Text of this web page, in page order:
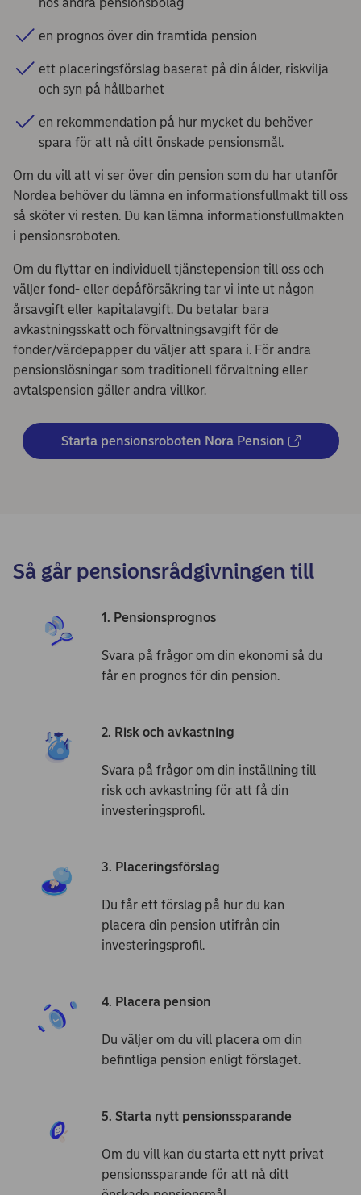
en prognos över din framtida pension
ett placeringsförslag baserat på din ålder, riskvilja
och syn på hållbarhet
en rekommendation på hur mycket du behöver
spara för att nå ditt önskade pensionsmål.
Om du vill att vi ser över din pension som du har utanför
Nordea behöver du lämna en informationsfullmakt till oss
så sköter vi resten. Du kan lämna informationsfullmakten
i pensionsroboten.
Om du flyttar en individuell tjänstepension till oss och
väljer fond- eller depåförsäkring tar vi inte ut någon
årsavgift eller kapitalavgift. Du betalar bara
avkastningsskatt och förvaltningsavgift för de
fonder/värdepapper du väljer att spara i. För andra
pensionslösningar som traditionell förvaltning eller
avtalspension gäller andra villkor.
Starta pensionsroboten Nora Pension
Så går pensionsrådgivningen till
1. Pensions­prognos
Svara på frågor om din ekonomi så du
får en prognos för din pension.
2. Risk och avkastning
Svara på frågor om din inställning till
risk och avkastning för att få din
investeringsprofil.
3. Placerings­förslag
Du får ett ­förslag på hur du kan
placera din pension utifrån din
investerings­profil.
4. Placera pension
Du väljer om du vill placera om din
befintliga pension enligt förslaget.
5. Starta nytt pensionssparande
Om du vill kan du starta ett nytt privat
pensionssparande för att nå ditt